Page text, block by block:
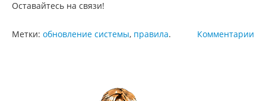
Оставайтесь на связи!
Комментарии
Метки: обновление системы, правила.